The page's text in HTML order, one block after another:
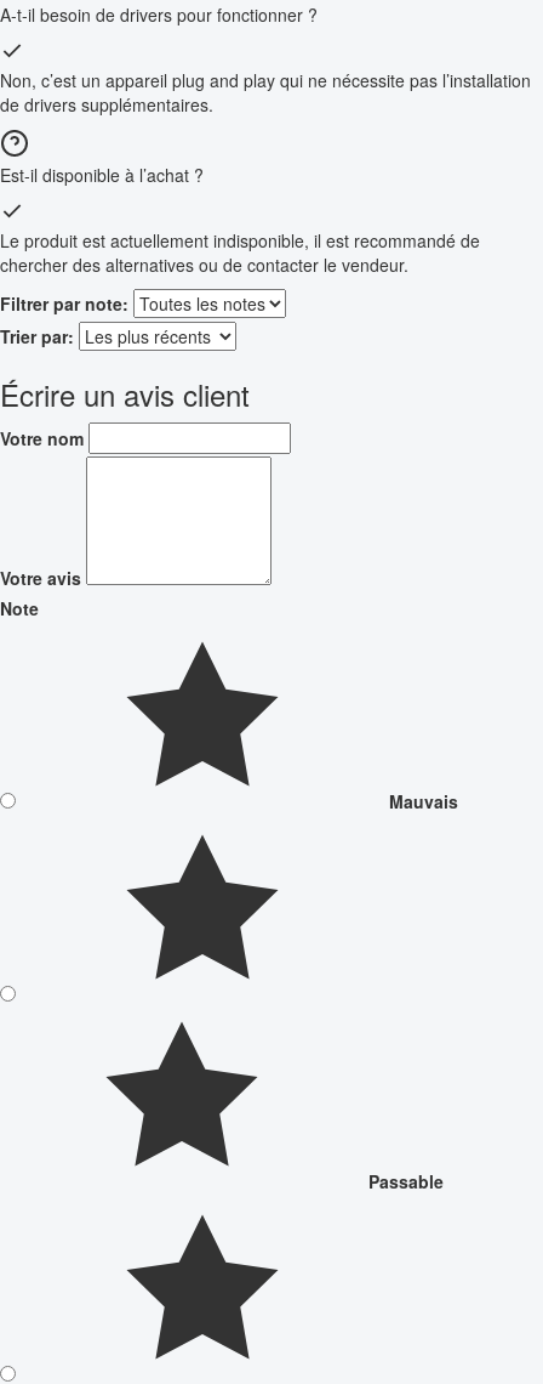
A-t-il besoin de drivers pour fonctionner ?
Non, c’est un appareil plug and play qui ne nécessite pas l’installation
de drivers supplémentaires.
Est-il disponible à l’achat ?
Le produit est actuellement indisponible, il est recommandé de
chercher des alternatives ou de contacter le vendeur.
Filtrer par note:
Trier par:
Écrire un avis client
Votre nom
Votre avis
Note
Mauvais
Passable